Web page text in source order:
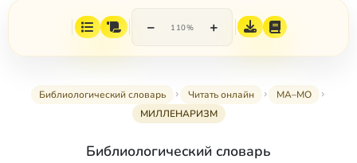
− 110% +
Библиологический словарь Читать онлайн
МА–МО
МИЛЛЕНАРИЗМ
Библиологический словарь